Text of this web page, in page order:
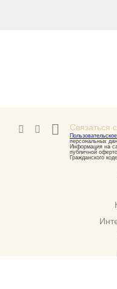
Связаться
персональных
Информация на
публичной
Гражданского